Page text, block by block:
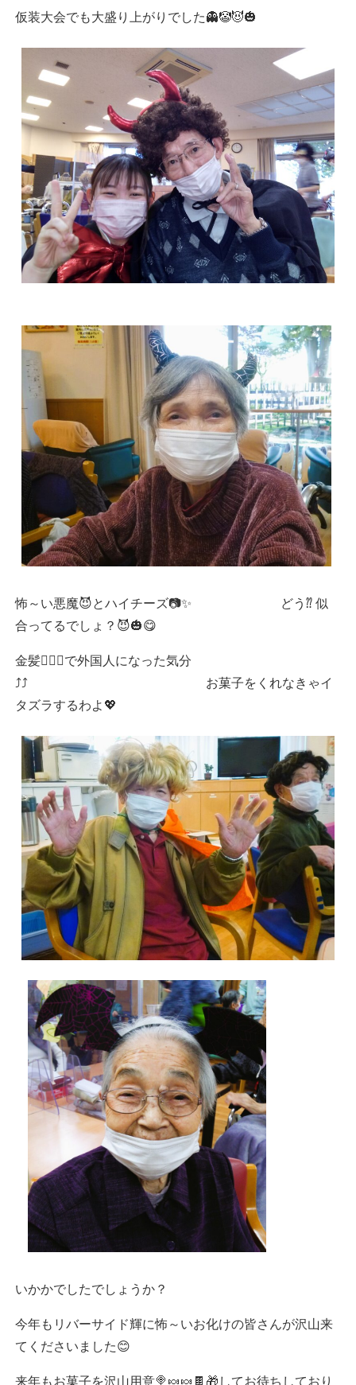
仮装大会でも大盛り上がりでした👻🤡😈🎃
怖～い悪魔😈とハイチーズ📷✨ どう⁇ 似
合ってるでしょ？😈🎃😋
金髪👱🏻‍♂️で外国人になった気分
⤴⤴ お菓子をくれなきゃイ
タズラするわよ💖
いかかでしたでしょうか？
今年もリバーサイド輝に怖～いお化けの皆さんが沢山来
てくださいました😊
来年もお菓子を沢山用意🍭🍬🍬🍫🎁してお待ちしており